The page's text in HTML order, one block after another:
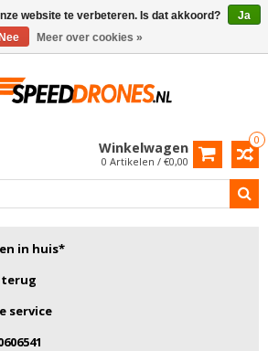
0
Winkelwagen
0 Artikelen / €0,00
in huis*
terug
service
website te verbeteren. Is dat akkoord?
Ja
Nee
Meer over cookies »